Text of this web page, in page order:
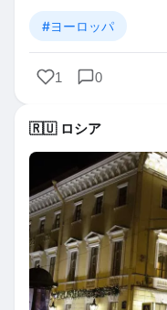
#ヨーロッパ
1 0
🇷🇺 ロシア